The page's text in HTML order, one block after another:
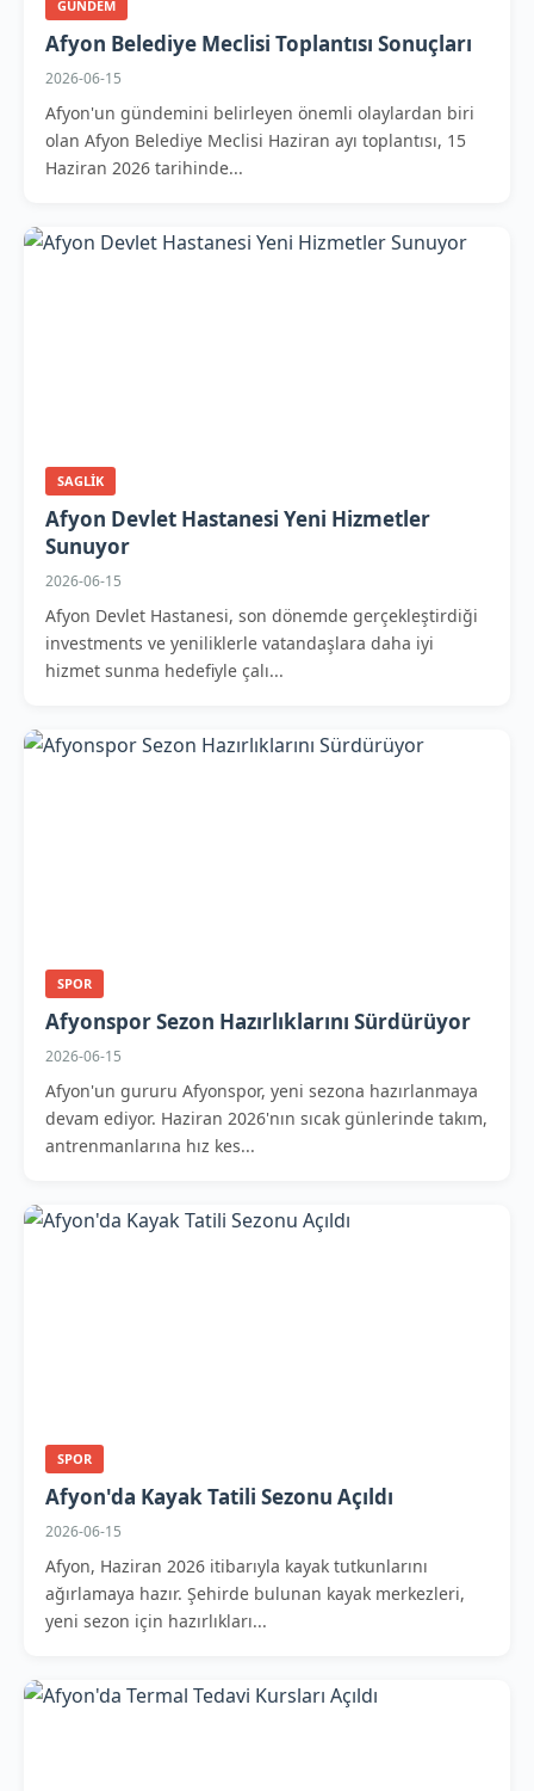
GUNDEM
Afyon Belediye Meclisi Toplantısı Sonuçları
2026-06-15
Afyon'un gündemini belirleyen önemli olaylardan biri
olan Afyon Belediye Meclisi Haziran ayı toplantısı, 15
Haziran 2026 tarihinde...
SAGLIK
Afyon Devlet Hastanesi Yeni Hizmetler
Sunuyor
2026-06-15
Afyon Devlet Hastanesi, son dönemde gerçekleştirdiği
investments ve yeniliklerle vatandaşlara daha iyi
hizmet sunma hedefiyle çalı...
SPOR
Afyonspor Sezon Hazırlıklarını Sürdürüyor
2026-06-15
Afyon'un gururu Afyonspor, yeni sezona hazırlanmaya
devam ediyor. Haziran 2026'nın sıcak günlerinde takım,
antrenmanlarına hız kes...
SPOR
Afyon'da Kayak Tatili Sezonu Açıldı
2026-06-15
Afyon, Haziran 2026 itibarıyla kayak tutkunlarını
ağırlamaya hazır. Şehirde bulunan kayak merkezleri,
yeni sezon için hazırlıkları...